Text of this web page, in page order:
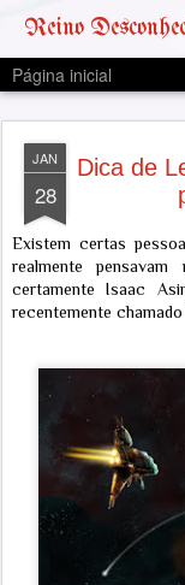
Reino
Página inicial
JAN
28
Dica de
Existem certas
realmente
certamente Isaac
recentemente